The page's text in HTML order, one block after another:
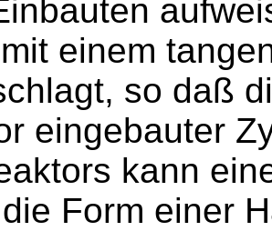
einem
so daß
eingebauter
kann
Form einer